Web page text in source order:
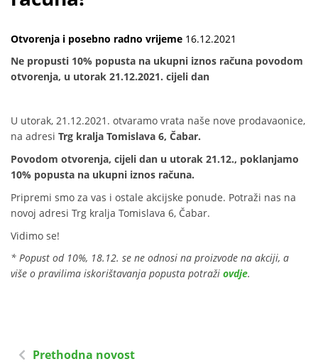
Otvorenja i posebno radno vrijeme 16.12.2021
Ne propusti 10% popusta na ukupni iznos računa povodom
otvorenja, u utorak 21.12.2021. cijeli dan
U utorak, 21.12.2021. otvaramo vrata naše nove prodavaonice,
na adresi Trg kralja Tomislava 6, Čabar.
Povodom otvorenja, cijeli dan u utorak 21.12., poklanjamo
10% popusta na ukupni iznos računa.
Pripremi smo za vas i ostale akcijske ponude. Potraži nas na
novoj adresi Trg kralja Tomislava 6, Čabar.
Vidimo se!
* Popust od 10%, 18.12. se ne odnosi na proizvode na akciji, a
više o pravilima iskorištavanja popusta potraži ovdje.
Prethodna novost